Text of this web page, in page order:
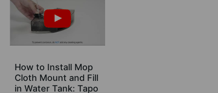
How to Install Mop
Cloth Mount and Fill
in Water Tank: Tapo